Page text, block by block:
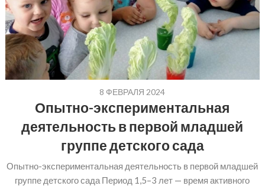
8 ФЕВРАЛЯ 2024
Опытно-экспериментальная
деятельность в первой младшей
группе детского сада
Опытно-экспериментальная деятельность в первой младшей
группе детского сада Период 1,5–3 лет — время активного